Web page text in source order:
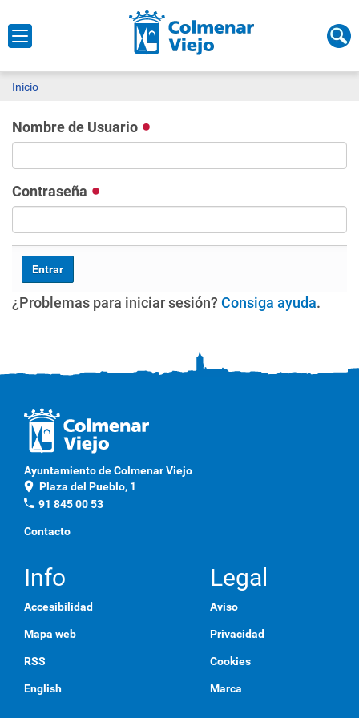
Inicio
Nombre de Usuario
Contraseña
¿Problemas para iniciar sesión? Consiga ayuda.
Ayuntamiento de Colmenar Viejo
location_on Plaza del Pueblo, 1
phone 91 845 00 53
Contacto
Info
Accesibilidad
Mapa web
RSS
English
Legal
Aviso
Privacidad
Cookies
Marca